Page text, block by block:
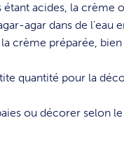
acides, la crème
agar dans de l'eau
crème préparée,
quantité pour la
ou décorer selon